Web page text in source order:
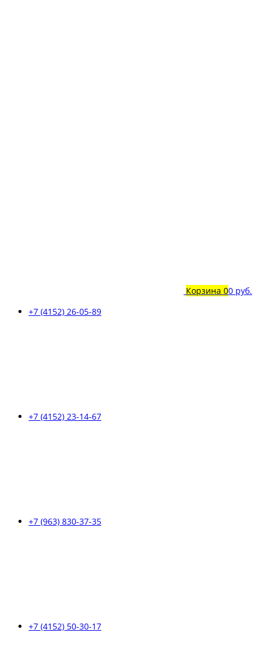
Корзина 00 руб.
+7 (4152) 26-05-89
+7 (4152) 23-14-67
+7 (963) 830-37-35
+7 (4152) 50-30-17